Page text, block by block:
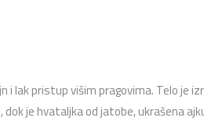
lak pristup višim pragovima. Telo je
je hvataljka od jatobe, ukrašena